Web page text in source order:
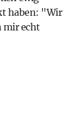
haben: "Wir
mir echt